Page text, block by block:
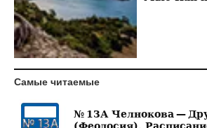
Самые читаемые
№ 13А Челнокова —